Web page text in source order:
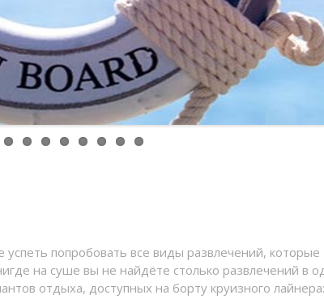
попробовать все виды развлечений, которые
на суше вы не найдёте столько развлечений в
отдыха, доступных на борту круизного лайнера: